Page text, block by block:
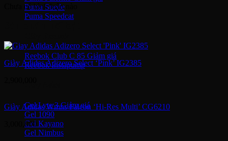
Puma Suede
Puma Speedcat
Reebok Club C 85
Reebok Instapump
Gel Lyte 3
Gel 1090
Gel Kayano
Gel Nimbus
Chưa có bình luận nào
Giày Adidas Adizero Select ‘Pink’ IG2385
Giày Adidas Wmns Falcon ‘Hi-Res Multi’ CG6210
3,000,000